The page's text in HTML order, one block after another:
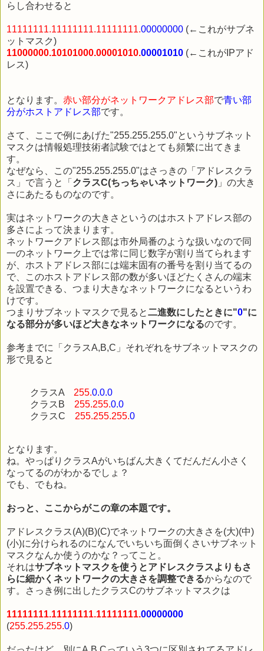
らし合わせると
11111111.11111111.11111111.00000000 (←これがサブネ
ットマスク)
11000000.10101000.00001010.00001010 (←これがIPアド
レス)
となります。 赤い部分がネットワークアドレス部で青い部
分がホストアドレス部です。
さて、ここで例にあげた"255.255.255.0"というサブネット
マスクは情報処理技術者試験ではとても頻繁に出てきま
す。
なぜなら、この"255.255.255.0"はさっきの「アドレスクラ
ス」で言うと「 クラスC(ちっちゃいネットワーク) 」の大き
さにあたるものなのです。
実はネットワークの大きさというのはホストアドレス部の
多さによって決まります。
ネットワークアドレス部は市外局番のような扱いなので同
一のネットワーク上では常に同じ数字が割り当てられます
が、ホストアドレス部には端末固有の番号を割り当てるの
で、このホストアドレス部の数が多いほどたくさんの端末
を設置できる、つまり大きなネットワークになるというわ
けです。
つまりサブネットマスクで見ると二進数にしたときに"0"に
なる部分が多いほど大きなネットワークになるのです。
参考までに「クラスA,B,C」それぞれをサブネットマスクの
形で見ると
クラスA 255.0.0.0
クラスB 255.255.0.0
クラスC 255.255.255.0
となります。
ね。やっぱりクラスAがいちばん大きくてだんだん小さく
なってるのがわかるでしょ？
でも、でもね。
おっと、ここからがこの章の本題です。
アドレスクラス(A)(B)(C)でネットワークの大きさを(大)(中)
(小)に分けられるのになんでいちいち面倒くさいサブネット
マスクなんか使うのかな？ってこと。
それはサブネットマスクを使うとアドレスクラスよりもさ
らに細かくネットワークの大きさを調整できるからなので
す。さっき例に出したクラスCのサブネットマスクは
11111111.11111111.11111111.00000000
(255.255.255.0)